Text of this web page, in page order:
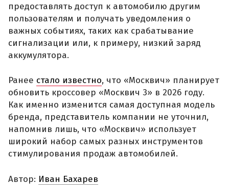
предоставлять доступ к автомобилю другим
пользователям и получать уведомления о
важных событиях, таких как срабатывание
сигнализации или, к примеру, низкий заряд
аккумулятора.
Ранее стало известно, что «Москвич» планирует
обновить кроссовер «Москвич 3» в 2026 году.
Как именно изменится самая доступная модель
бренда, представитель компании не уточнил,
напомнив лишь, что «Москвич» использует
широкий набор самых разных инструментов
стимулирования продаж автомобилей.
Автор: Иван Бахарев